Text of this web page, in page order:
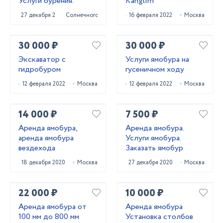
27 декабря 2020 Солнечногорск 16 февраля 2022 Москва
30 000 ₽
Экскаватор с
гидробуром
12 февраля 2022 Москва
30 000 ₽
Услуги ямобура на
гусеничном ходу
12 февраля 2022 Москва
14 000 ₽
Аренда ямобура,
аренда ямобура
вездехода
18 декабря 2020 Москва
7 500 ₽
Аренда ямобура.
Услуги ямобура.
Заказать ямобур
27 декабря 2020 Москва
22 000 ₽
Аренда ямобура от
100 мм до 800 мм
10 000 ₽
Аренда ямобура
Установка столбов